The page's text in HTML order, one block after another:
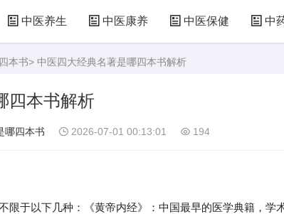
中医养生 中医康养 中医保健 中
本书> 中医四大经典名著是哪四本书解析
四本书解析
哪四本书 2026-07-01 00:13:01 194
于以下几种：《黄帝内经》：中国最早的医学典籍，学